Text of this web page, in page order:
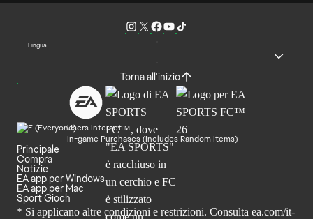
Lingua
Torna all'inizio
Users Interact
In-game Purchases (Includes Random Items)
Principale
Compra
Notizie
EA app per Windows
EA app per Mac
Sport Gioch
* Si applicano altre condizioni e restrizioni. Consulta ea.com/it-